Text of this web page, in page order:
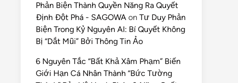
Phản Biện Thành Quyền Năng Ra Quyết
Định Đột Phá - SAGOWA on Tư Duy Phản
Biện Trong Kỷ Nguyên AI: Bí Quyết Không
Bị “Dắt Mũi” Bởi Thông Tin Ảo
6 Nguyên Tắc “Bất Khả Xâm Phạm” Biến
Giới Hạn Cá Nhân Thành “Bức Tường